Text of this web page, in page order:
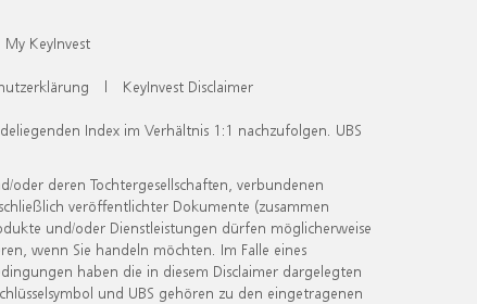
My KeyInvest
| KeyInvest Disclaimer
Index im Verhältnis 1:1 nachzufolgen. UBS
deren Tochtergesellschaften, verbundenen
veröffentlichter Dokumente (zusammen
und/oder Dienstleistungen dürfen möglicherweise
wenn Sie handeln möchten. Im Falle eines
haben die in diesem Disclaimer dargelegten
und UBS gehören zu den eingetragenen